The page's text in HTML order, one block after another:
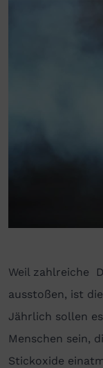
Weil zahlreiche
ausstoßen, ist
Jährlich sollen
Menschen sein,
Stickoxide